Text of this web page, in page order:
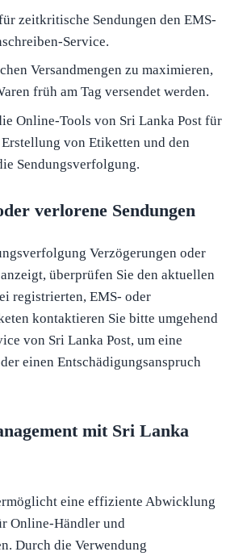
zeitkritische Sendungen den EMS-
Service.
Versandmengen zu maximieren,
früh am Tag versendet werden.
Online-Tools von Sri Lanka Post für
von Etiketten und den
Sendungsverfolgung.
verlorene Sendungen
Verzögerungen oder
überprüfen Sie den aktuellen
registrierten, EMS- oder
kontaktieren Sie bitte umgehend
von Sri Lanka Post, um eine
einen Entschädigungsanspruch
mit Sri Lanka
eine effiziente Abwicklung
Online-Händler und
Durch die Verwendung